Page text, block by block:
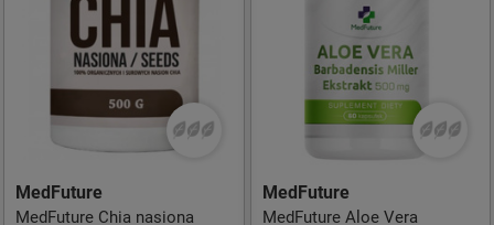
MedFuture
MedFuture Chia nasiona
MedFuture
MedFuture Aloe Vera